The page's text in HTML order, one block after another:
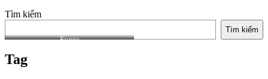
Tìm kiếm
Tìm kiếm
Evoto
Tag